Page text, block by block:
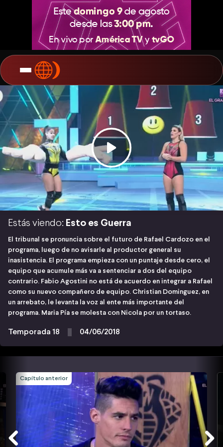
Estás viendo: Esto es Guerra
El tribunal se pronuncia sobre el futuro de Rafael Cardozo en el
programa, luego de no avisarle al productor general su
inasistencia. El programa empieza con un puntaje desde cero, el
equipo que acumule más va a sentenciar a dos del equipo
contrario. Fabio Agostini no está de acuerdo en integrar a Rafael
como su nuevo compañero de equipo. Christian Dominguez, en
un arrebato, le levanta la voz al ente más importante del
programa. Maria Pía se molesta con Nicola por un tortaso.
Temporada 18 04/06/2018
Capítulo anterior